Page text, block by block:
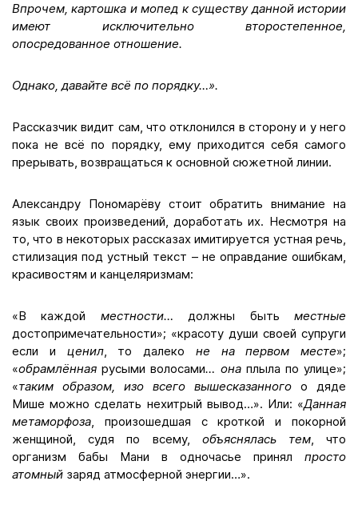
Впрочем, картошка и мопед к существу данной истории
имеют исключительно второстепенное,
опосредованное отношение.
Однако, давайте всё по порядку…».
Рассказчик видит сам, что отклонился в сторону и у него
пока не всё по порядку, ему приходится себя самого
прерывать, возвращаться к основной сюжетной линии.
Александру Пономарёву стоит обратить внимание на
язык своих произведений, доработать их. Несмотря на
то, что в некоторых рассказах имитируется устная речь,
стилизация под устный текст – не оправдание ошибкам,
красивостям и канцеляризмам:
«В каждой местности… должны бытьместные
достопримечательности»; «красоту души своей супруги
если и ценил, то далеко не на первом месте»;
«обрамлённаярусыми волосами… онаплыла по улице»;
«таким образом, изо всего вышесказанного о дяде
Мише можно сделать нехитрый вывод…». Или: «Данная
метаморфоза, произошедшая с кроткой и покорной
женщиной, судя по всему, объяснялась тем, что
организм бабы Мани в одночасье принял просто
атомный заряд атмосферной энергии…».